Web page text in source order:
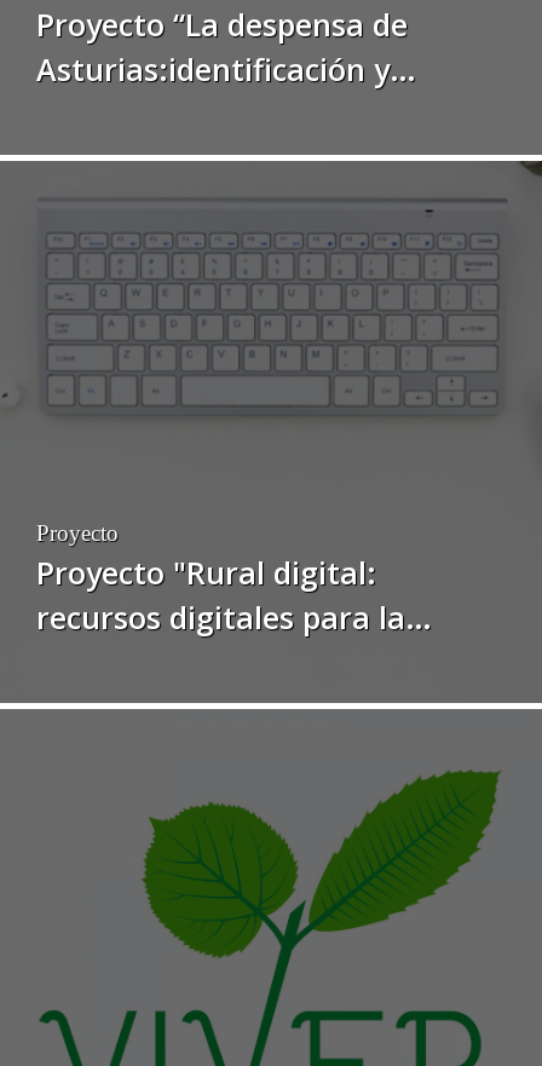
Proyecto “La despensa de
Asturias:identificación y
comercialización para
productos agroalimentarios
ecológicos y artesanales del
medio rural asturiano”
Proyecto
Proyecto "Rural digital:
recursos digitales para la
rural de Asturias"